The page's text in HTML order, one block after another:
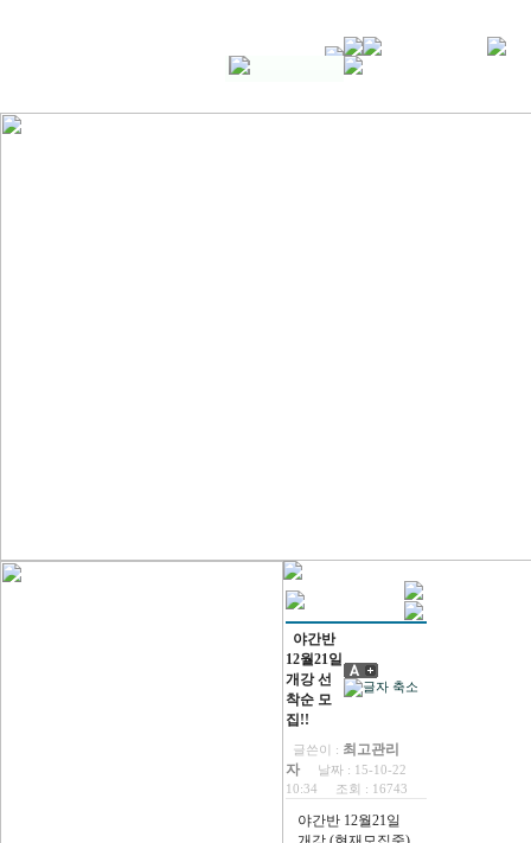
야간반
12월21일
개강 선
착순 모
집!!
글쓴이 : 최고관리
자
날짜 : 15-10-22
10:34
조회 : 16743
야간반 12월21일